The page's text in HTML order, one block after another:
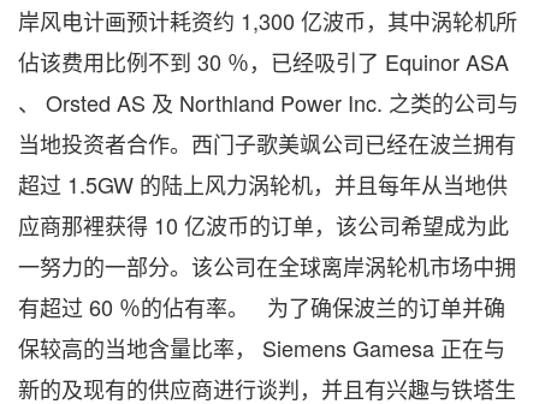
岸风电计画预计耗资约 1,300 亿波币，其中涡轮机所
佔该费用比例不到 30 ％，已经吸引了 Equinor ASA
、 Orsted AS 及 Northland Power Inc. 之类的公司与
当地投资者合作。西门子歌美飒公司已经在波兰拥有
超过 1.5GW 的陆上风力涡轮机，并且每年从当地供
应商那裡获得 10 亿波币的订单，该公司希望成为此
一努力的一部分。该公司在全球离岸涡轮机市场中拥
有超过 60 ％的佔有率。 为了确保波兰的订单并确
保较高的当地含量比率， Siemens Gamesa 正在与
新的及现有的供应商进行谈判，并且有兴趣与铁塔生